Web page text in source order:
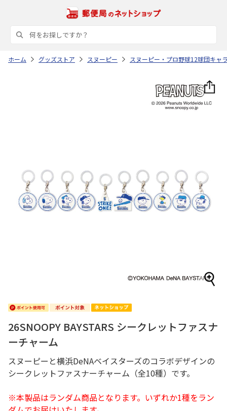
ホーム グッズストア スヌーピー スヌーピー・プロ野球12球団キャ
26SNOOPY BAYSTARS シークレットファスナ
ーチャーム
スヌーピーと横浜DeNAベイスターズのコラボデザインの
シークレットファスナーチャーム（全10種）です。
※本製品はランダム商品となります。いずれか1種をラン